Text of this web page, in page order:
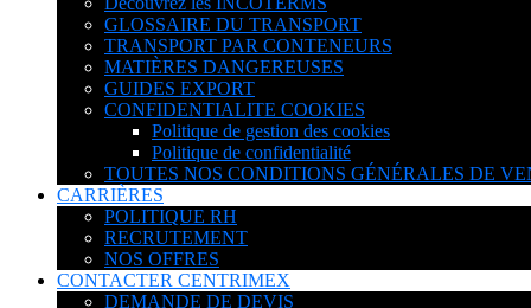
GLOSSAIRE DU TRANSPORT
TRANSPORT PAR CONTENEURS
MATIÈRES DANGEREUSES
GUIDES EXPORT
CONFIDENTIALITE COOKIES
Politique de gestion des cookies
Politique de confidentialité
TOUTES NOS CONDITIONS GÉNÉRALES DE
CARRIÈRES
POLITIQUE RH
RECRUTEMENT
NOS OFFRES
CONTACTER CENTRIMEX
DEMANDE DE DEVIS